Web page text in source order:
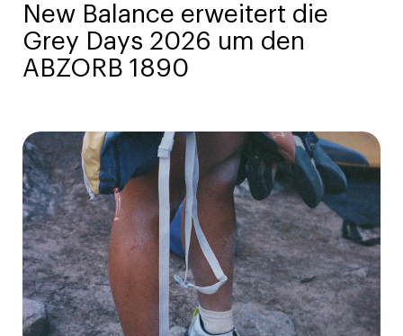
New Balance erweitert die
Grey Days 2026 um den
ABZORB 1890